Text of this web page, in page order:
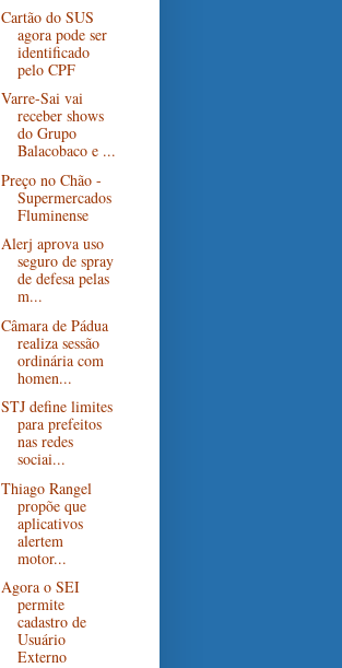
Cartão do SUS
agora pode ser
identificado
pelo CPF
Varre-Sai vai
receber shows
do Grupo
Balacobaco e ...
Preço no Chão -
Supermercados
Fluminense
Alerj aprova uso
seguro de spray
de defesa pelas
m...
Câmara de Pádua
realiza sessão
ordinária com
homen...
STJ define limites
para prefeitos
nas redes
sociai...
Thiago Rangel
propõe que
aplicativos
alertem
motor...
Agora o SEI
permite
cadastro de
Usuário
Externo